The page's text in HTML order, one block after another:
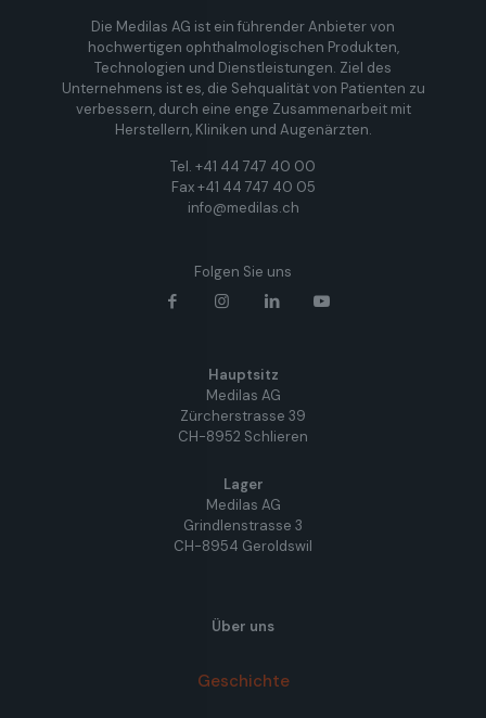
Die Medilas AG ist ein führender Anbieter von
hochwertigen ophthalmologischen Produkten,
Technologien und Dienstleistungen. Ziel des
Unternehmens ist es, die Sehqualität von Patienten zu
verbessern, durch eine enge Zusammenarbeit mit
Herstellern, Kliniken und Augenärzten.
Tel. +41 44 747 40 00
Fax +41 44 747 40 05
info@medilas.ch
Folgen Sie uns
Hauptsitz
Medilas AG
Zürcherstrasse 39
CH-8952 Schlieren
Lager
Medilas AG
Grindlenstrasse 3
CH-8954 Geroldswil
Über uns
Geschichte